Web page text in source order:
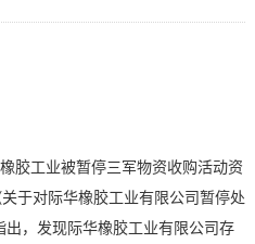
对际华橡胶工业有限公司暂停处
，发现际华橡胶工业有限公司存